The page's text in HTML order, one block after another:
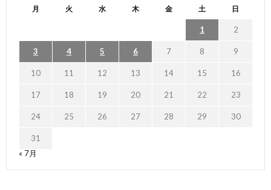
月 火 水 木 金 土 日
1 2
3 4 5 6 7 8 9
10 11 12 13 14 15 16
17 18 19 20 21 22 23
24 25 26 27 28 29 30
31
« 7月